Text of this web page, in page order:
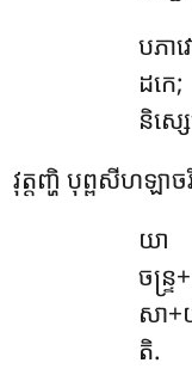
បភា
ដកេ;
និស្ស
វុត្តញ្ហិ បុព្ពសីហឡា
យ
ចន្ទ្
សា+
តិ.